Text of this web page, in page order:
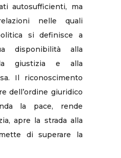
autosufficienti, ma
nelle quali
si definisce a
disponibilità alla
giustizia e alla
Il riconoscimento
dell’ordine giuridico
la pace, rende
apre la strada alla
di superare la